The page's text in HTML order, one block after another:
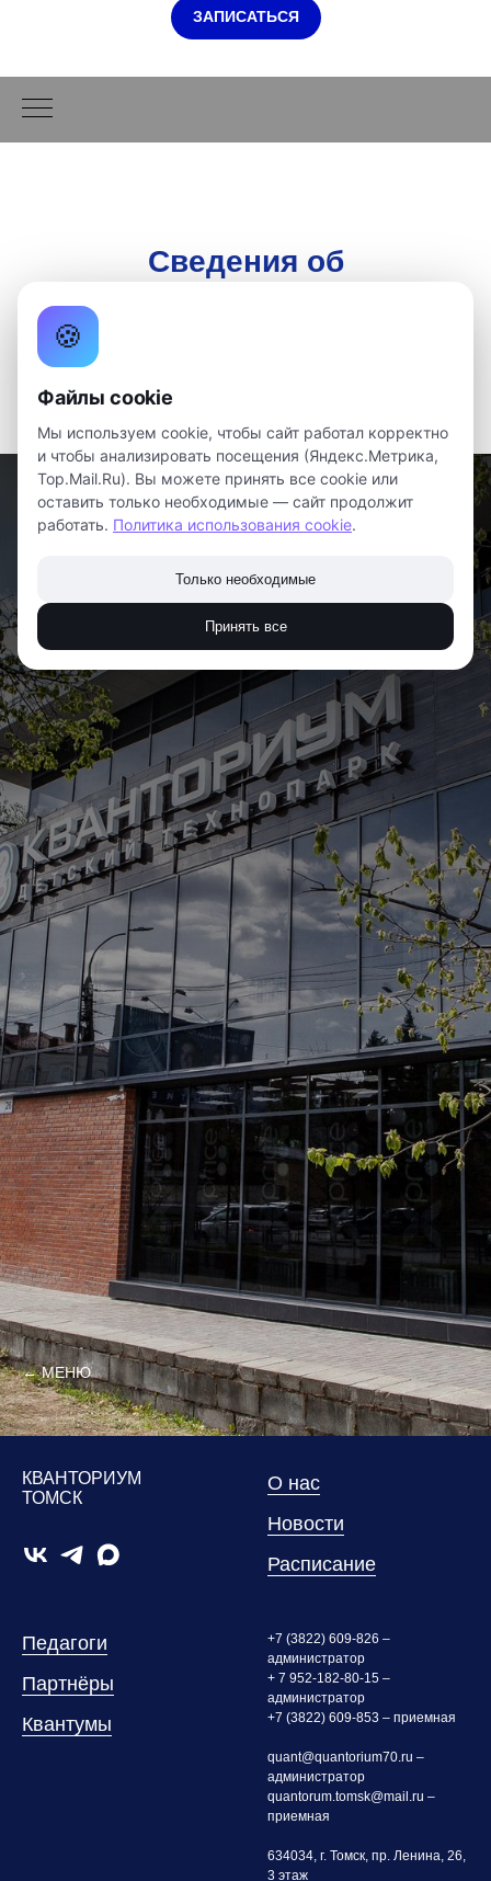
ЗАПИСАТЬСЯ
Сведения об
← МЕНЮ
КВАНТОРИУМ
ТОМСК
О нас
Новости
Расписание
Педагоги
Партнёры
Квантумы
+7 (3822) 609-826 –
администратор
+ 7 952-182-80-15 –
администратор
+7 (3822) 609-853 – приемная
quant@quantorium70.ru –
администратор
quantorum.tomsk@mail.ru –
приемная
634034, г. Томск, пр. Ленина, 26,
3 этаж
🍪
Файлы cookie
Мы используем cookie, чтобы сайт работал корректно
и чтобы анализировать посещения (Яндекс.Метрика,
Top.Mail.Ru). Вы можете принять все cookie или
оставить только необходимые — сайт продолжит
работать. Политика использования cookie.
Только необходимые
Принять все